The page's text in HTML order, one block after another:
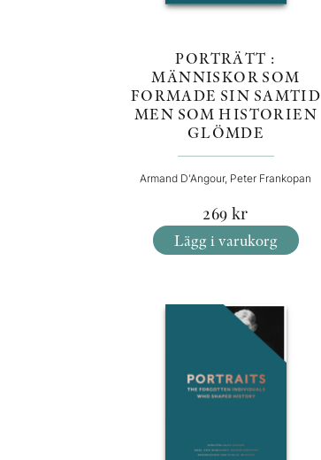
PORTRÄTT :
MÄNNISKOR SOM
FORMADE SIN SAMTID
MEN SOM HISTORIEN
GLÖMDE
Armand D'Angour, Peter Frankopan
269 kr
Lägg i varukorg